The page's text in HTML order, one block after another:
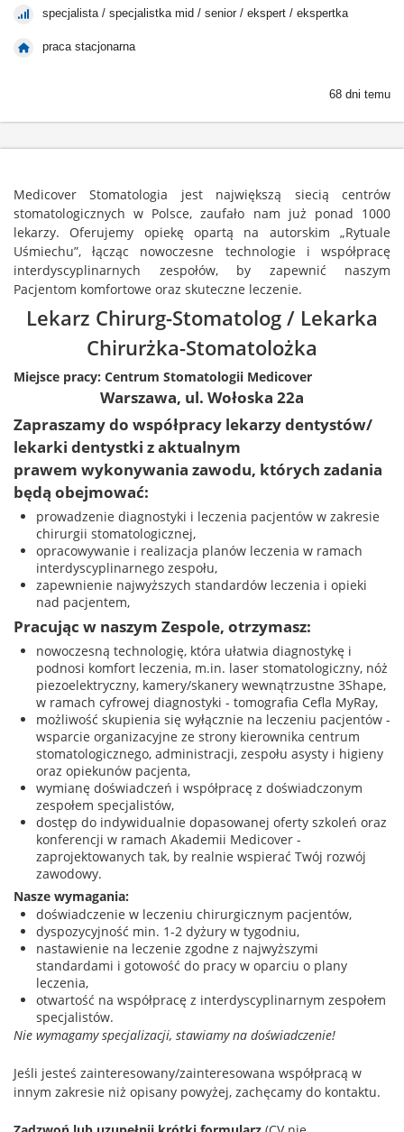
specjalista / specjalistka mid / senior / ekspert / ekspertka
praca stacjonarna
68 dni temu
Medicover Stomatologia jest największą siecią centrów
stomatologicznych w Polsce, zaufało nam już ponad 1000
lekarzy. Oferujemy opiekę opartą na autorskim „Rytuale
Uśmiechu”, łącząc nowoczesne technologie i współpracę
interdyscyplinarnych zespołów, by zapewnić naszym
Pacjentom komfortowe oraz skuteczne leczenie.
Lekarz Chirurg-Stomatolog / Lekarka
Chirurżka-Stomatolożka
Miejsce pracy: Centrum Stomatologii Medicover
Warszawa, ul. Wołoska 22a
Zapraszamy do współpracy lekarzy dentystów/
lekarki dentystki z aktualnym
prawem wykonywania zawodu, których zadania
będą obejmować:
prowadzenie diagnostyki i leczenia pacjentów w zakresie
chirurgii stomatologicznej,
opracowywanie i realizacja planów leczenia w ramach
interdyscyplinarnego zespołu,
zapewnienie najwyższych standardów leczenia i opieki
nad pacjentem,
Pracując w naszym Zespole, otrzymasz:
nowoczesną technologię, która ułatwia diagnostykę i
podnosi komfort leczenia, m.in. laser stomatologiczny, nóż
piezoelektryczny, kamery/skanery wewnątrzustne 3Shape,
w ramach cyfrowej diagnostyki - tomografia Cefla MyRay,
możliwość skupienia się wyłącznie na leczeniu pacjentów -
wsparcie organizacyjne ze strony kierownika centrum
stomatologicznego, administracji, zespołu asysty i higieny
oraz opiekunów pacjenta,
wymianę doświadczeń i współpracę z doświadczonym
zespołem specjalistów,
dostęp do indywidualnie dopasowanej oferty szkoleń oraz
konferencji w ramach Akademii Medicover -
zaprojektowanych tak, by realnie wspierać Twój rozwój
zawodowy.
Nasze wymagania:
doświadczenie w leczeniu chirurgicznym pacjentów,
dyspozycyjność min. 1-2 dyżury w tygodniu,
nastawienie na leczenie zgodne z najwyższymi
standardami i gotowość do pracy w oparciu o plany
leczenia,
otwartość na współpracę z interdyscyplinarnym zespołem
specjalistów.
Nie wymagamy specjalizacji, stawiamy na doświadczenie!
Jeśli jesteś zainteresowany/zainteresowana współpracą w
innym zakresie niż opisany powyżej, zachęcamy do kontaktu.